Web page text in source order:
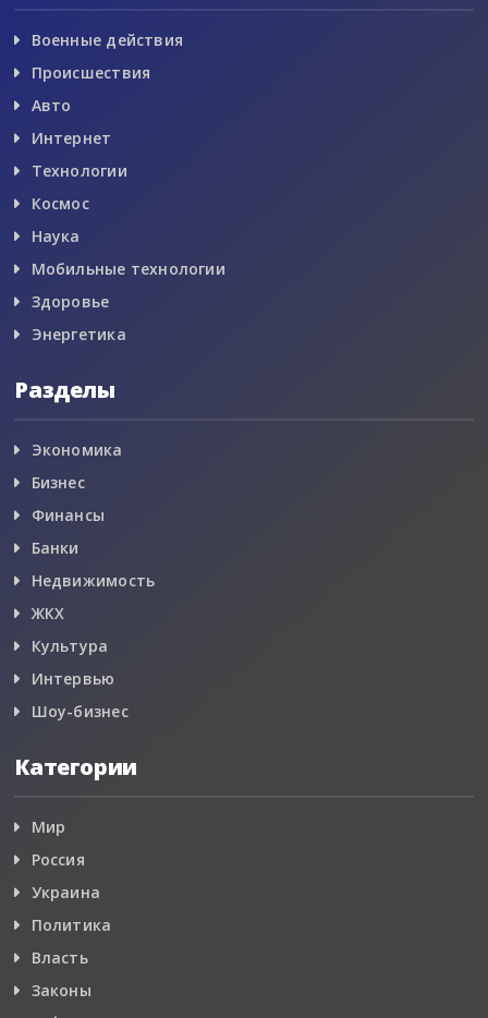
Военные действия
Происшествия
Авто
Интернет
Технологии
Космос
Наука
Мобильные технологии
Здоровье
Энергетика
Разделы
Экономика
Бизнес
Финансы
Банки
Недвижимость
ЖКХ
Культура
Интервью
Шоу-бизнес
Категории
Мир
Россия
Украина
Политика
Власть
Законы